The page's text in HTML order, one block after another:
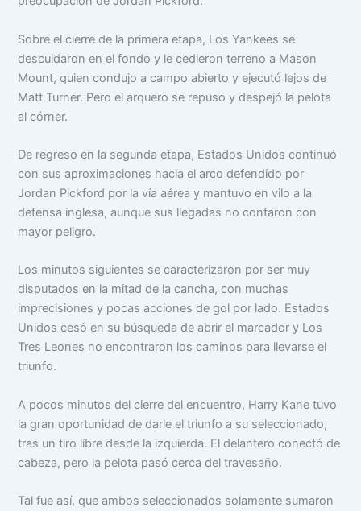
Sobre el cierre de la primera etapa, Los Yankees se
descuidaron en el fondo y le cedieron terreno a Mason
Mount, quien condujo a campo abierto y ejecutó lejos de
Matt Turner. Pero el arquero se repuso y despejó la pelota
al córner.
De regreso en la segunda etapa, Estados Unidos continuó
con sus aproximaciones hacia el arco defendido por
Jordan Pickford por la vía aérea y mantuvo en vilo a la
defensa inglesa, aunque sus llegadas no contaron con
mayor peligro.
Los minutos siguientes se caracterizaron por ser muy
disputados en la mitad de la cancha, con muchas
imprecisiones y pocas acciones de gol por lado. Estados
Unidos cesó en su búsqueda de abrir el marcador y Los
Tres Leones no encontraron los caminos para llevarse el
triunfo.
A pocos minutos del cierre del encuentro, Harry Kane tuvo
la gran oportunidad de darle el triunfo a su seleccionado,
tras un tiro libre desde la izquierda. El delantero conectó de
cabeza, pero la pelota pasó cerca del travesaño.
Tal fue así, que ambos seleccionados solamente sumaron